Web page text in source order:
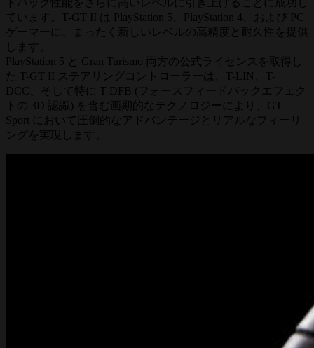
ています。T-GT II は PlayStation 5、PlayStation 4、および PC
ゲーマーに、まったく新しいレベルの高精度と耐久性を提供
します。
PlayStation 5 と Gran Turismo 両方の公式ライセンスを取得し
た T-GT II ステアリングコントローラーは、T-LIN、T-
DCC、そして特に T-DFB (フォースフィードバックエフェク
トの 3D 認識) を含む画期的なテクノロジーにより、GT
Sport において圧倒的なアドバンテージとリアルなフィーリ
ングを実現します。